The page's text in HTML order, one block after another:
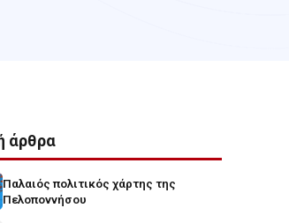
άρθρα
Παλαιός πολιτικός χάρτης της
Πελοποννήσου